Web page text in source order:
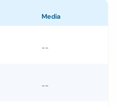
Media
--
--